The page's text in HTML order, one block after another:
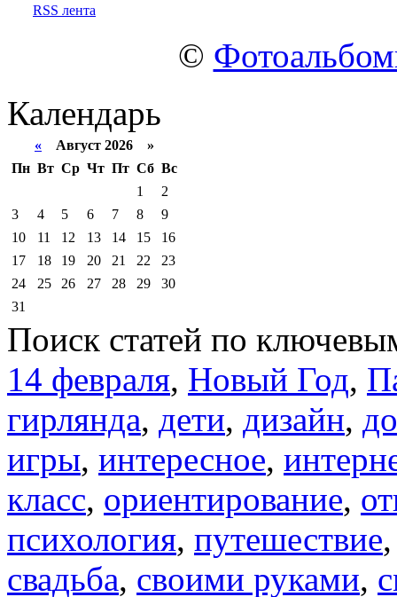
RSS лента
©
Календарь
« Август 2026 »
Пн Вт Ср Чт Пт Сб Вс
1
2
3
4 5 6 7 8
9
10
11 12 13 14 15
16
17
18 19 20 21 22
23
24
25 26 27 28 29
30
31
Поиск статей по
14 февраля, Новый Год,
гирлянда, дети, дизайн,
игры, интересное,
класс, ориентирование,
психология, путешествие
свадьба, своими руками,